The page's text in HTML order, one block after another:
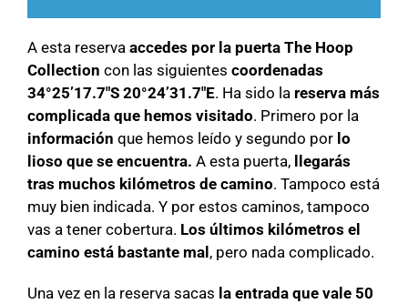
A esta reserva accedes por la puerta The Hoop
Collection con las siguientes coordenadas
34°25’17.7″S 20°24’31.7″E. Ha sido la reserva más
complicada que hemos visitado. Primero por la
información que hemos leído y segundo por lo
lioso que se encuentra. A esta puerta,
llegarás
tras muchos kilómetros de camino. Tampoco está
muy bien indicada. Y por estos caminos, tampoco
vas a tener cobertura. Los últimos kilómetros el
camino está bastante mal , pero nada complicado.
Una vez en la reserva sacas la entrada que vale 50